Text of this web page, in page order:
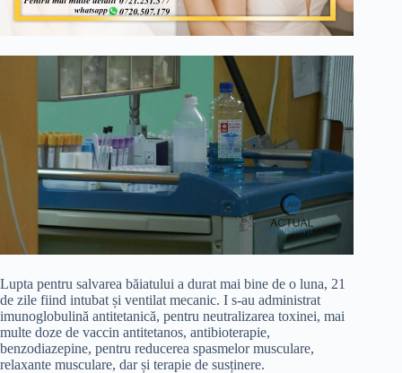
Lupta pentru salvarea băiatului a durat mai bine de o luna, 21
de zile fiind intubat și ventilat mecanic. I s-au administrat
imunoglobulină antitetanică, pentru neutralizarea toxinei, mai
multe doze de vaccin antitetanos, antibioterapie,
benzodiazepine, pentru reducerea spasmelor musculare,
relaxante musculare, dar și terapie de susținere.